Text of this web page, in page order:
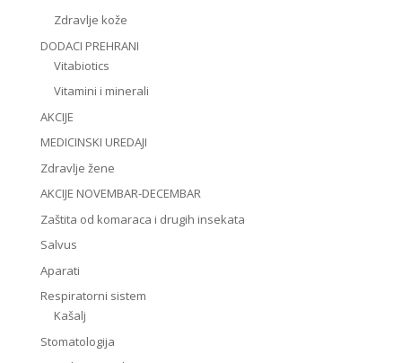
Zdravlje kože
DODACI PREHRANI
Vitabiotics
Vitamini i minerali
AKCIJE
MEDICINSKI UREDAJI
Zdravlje žene
AKCIJE NOVEMBAR-DECEMBAR
Zaštita od komaraca i drugih insekata
Salvus
Aparati
Respiratorni sistem
Kašalj
Stomatologija